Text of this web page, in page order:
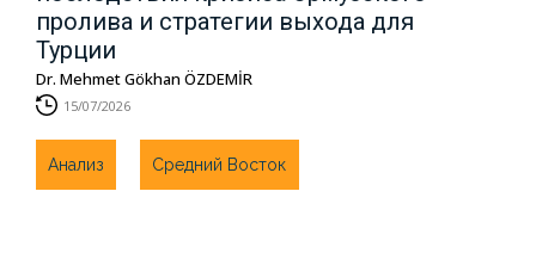
пролива и стратегии выхода для
Турции
Dr. Mehmet Gökhan ÖZDEMİR
15/07/2026
Анализ Средний Восток